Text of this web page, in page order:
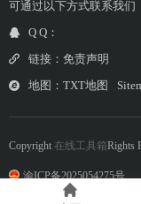
可通过以下方式联系我们
Q Q：
链接： 免责声明
地图： TXT地图
Copyright 在线工具箱Rights
渝ICP备2025054275号